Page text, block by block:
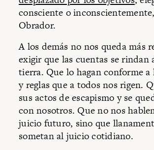
consciente o
Obrador.
A los demás no nos queda más
exigir que las cuentas se rindan
tierra. Que lo hagan conforme a
y reglas que a todos nos rigen.
sus actos de escapismo y se
con nosotros. Que no nos
juicio futuro, sino que
sometan al juicio cotidiano.